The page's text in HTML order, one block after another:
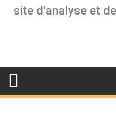
site d'analyse et